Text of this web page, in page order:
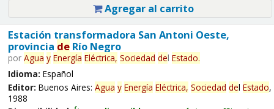
Agregar al carrito
Estación transformadora San Antoni Oeste,
provincia deRío Negro
por Agua y Energía Eléctrica, Sociedad del Estado.
Idioma: Español
Editor: Buenos Aires: Agua y Energía Eléctrica, Sociedad del Estado,
1988